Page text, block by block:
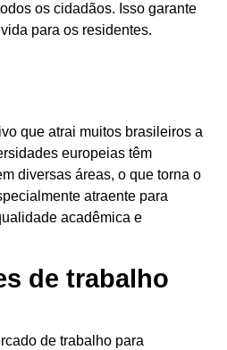
os cidadãos. Isso garante
para os residentes.
que atrai muitos brasileiros a
europeias têm
diversas áreas, o que torna o
atraente para
acadêmica e
de trabalho
de trabalho para